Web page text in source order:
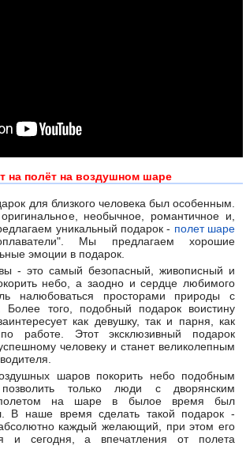
на полёт на воздушном шаре
для близкого человека был особенным.
необычное, романтичное и,
уникальный подарок - полет шаре
Мы предлагаем хорошие
эмоции в подарок.
- это самый безопасный, живописный и
небо, а заодно и сердце любимого
налюбоваться просторами природы с
Более того, подобный подарок воистину
как девушку, так и парня, как
работе. Этот эксклюзивный подарок
человеку и станет великолепным
шаров покорить небо подобным
только люди с дворянским
полетом на шаре в былое время был
В наше время сделать такой подарок -
каждый желающий, при этом его
и сегодня, а впечатления от полета